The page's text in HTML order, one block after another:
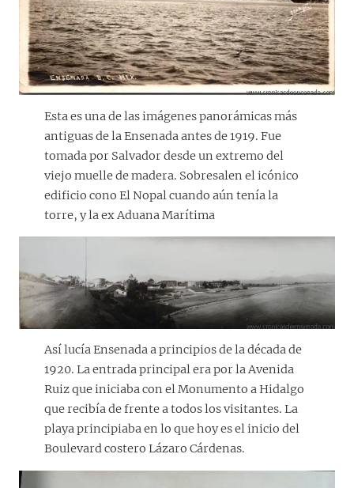
Esta es una de las imágenes panorámicas más
antiguas de la Ensenada antes de 1919. Fue
tomada por Salvador desde un extremo del
viejo muelle de madera. Sobresalen el icónico
edificio cono El Nopal cuando aún tenía la
torre, y la ex Aduana Marítima
Así lucía Ensenada a principios de la década de
1920. La entrada principal era por la Avenida
Ruiz que iniciaba con el Monumento a Hidalgo
que recibía de frente a todos los visitantes. La
playa principiaba en lo que hoy es el inicio del
Boulevard costero Lázaro Cárdenas.